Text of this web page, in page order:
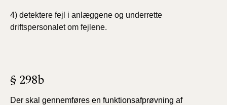
4) detektere fejl i anlæggene og underrette
driftspersonalet om fejlene.
§ 298b
Der skal gennemføres en funktionsafprøvning af